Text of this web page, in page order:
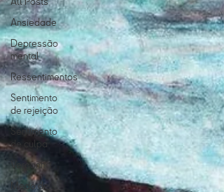
Ansiedade
Depressão
mental
Ressentimentos
Sentimento
de rejeição
Sentimento
de culpa
Vergonha
Medo de